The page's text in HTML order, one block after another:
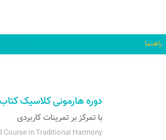
راهنما
دوره هارمونی کلاسیک
با تمرکز بر تمرینات کاربردی
Course in Traditional Harmony